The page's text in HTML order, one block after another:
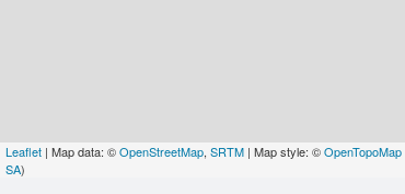
Leaflet | Map data: ©OpenStreetMap, SRTM | Map style: ©OpenTopoMap
SA)